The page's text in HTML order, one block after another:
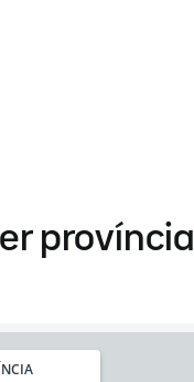
província